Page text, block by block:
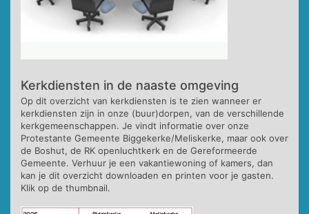
Kerkdiensten in de naaste omgeving
Op dit overzicht van kerkdiensten is te zien wanneer er
kerkdiensten zijn in onze (buur)dorpen, van de verschillende
kerkgemeenschappen. Je vindt informatie over onze
Protestante Gemeente Biggekerke/Meliskerke, maar ook over
de Boshut, de RK openluchtkerk en de Gereformeerde
Gemeente. Verhuur je een vakantiewoning of kamers, dan
kan je dit overzicht downloaden en printen voor je gasten.
Klik op de thumbnail.